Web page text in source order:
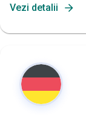
Vezi detalii